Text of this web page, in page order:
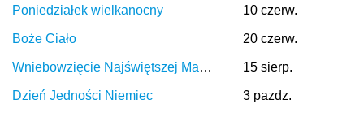
Poniedziałek wielkanocny 10 czerw.
Boże Ciało 20 czerw.
Wniebowzięcie Najświętszej Maryi Panny 15 sierp.
Dzień Jedności Niemiec 3 pazdz.